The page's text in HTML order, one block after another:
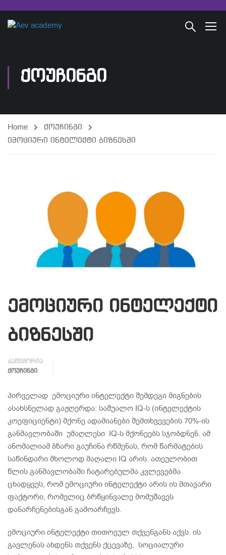
ᲥᲝᲣᲩᲘᲜᲒᲘ
Home
ქოუჩინგი
ემოციური ინტელექტი ბიზნესში
ემოციური ინტელექტი
ბიზნესში
კატეგორია
ᲥᲝᲣᲩᲘᲜᲒᲘ
პირველად ემოციური ინტელექტი შემდეგი მიგნების
ასახსნელად გაჟღერდა: საშუალო IQ-ს (ინტელექტის
კოეფიციენტი) მქონე ადამიანები შემთხვევების 70%-ის
განმავლობაში უმაღლესი IQ-ს მქონეებს სჯობდნენ. ამ
ანომალიამ ბზარი გაუჩინა რწმენას, რომ წარმატების
საწინდარი მხოლოდ მაღალი IQ არის. ათეულობით
წლის განმავლობაში ჩატარებულმა კვლევებმა
ცხადყვეს, რომ ემოციური ინტელექტი არის ის მთავარი
ფაქტორი, რომელიც ბრწყინვალე მომუშავეს
დანარჩენებისგან გამოარჩევს.
ემოციური ინტელექტი თითოეულ თქვენგანს აქვს. ის
გავლენას ახდენს თქვენს ქცევაზე, სოციალური